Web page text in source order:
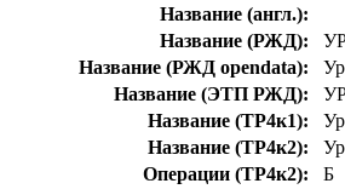
Название (англ.):
Название (РЖД):
Название (РЖД opendata):
Название (ЭТП РЖД):
Название (ТР4к1):
Название (ТР4к2):
Операции (ТР4к2):
Б